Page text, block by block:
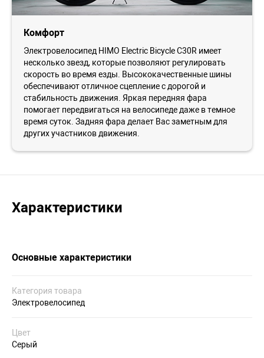
Комфорт
Электровелосипед HIMO Electric Bicycle C30R имеет
несколько звезд, которые позволяют регулировать
скорость во время езды. Высококачественные шины
обеспечивают отличное сцепление с дорогой и
стабильность движения. Яркая передняя фара
помогает передвигаться на велосипеде даже в темное
время суток. Задняя фара делает Вас заметным для
других участников движения.
Характеристики
Основные характеристики
Категория товара
Электровелосипед
Цвет
Серый